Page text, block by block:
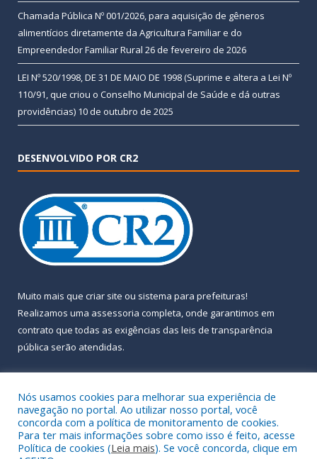
Chamada Pública Nº 001/2026, para aquisição de gêneros
alimentícios diretamente da Agricultura Familiar e do
Empreendedor Familiar Rural 26 de fevereiro de 2026
LEI Nº 520/1998, DE 31 DE MAIO DE 1998 (Suprime e altera a Lei Nº
110/91, que criou o Conselho Municipal de Saúde e dá outras
providências) 10 de outubro de 2025
DESENVOLVIDO POR CR2
Muito mais que criar site ou sistema para prefeituras!
Realizamos uma assessoria completa, onde garantimos em
contrato que todas as exigências das leis de transparência
pública serão atendidas.
Todos os direitos reservados a Prefeitura Municipal de Almeirim.
Nós usamos cookies para melhorar sua experiência de
navegação no portal. Ao utilizar nosso portal, você
concorda com a política de monitoramento de cookies.
Para ter mais informações sobre como isso é feito, acesse
Política de cookies (Leia mais). Se você concorda, clique em